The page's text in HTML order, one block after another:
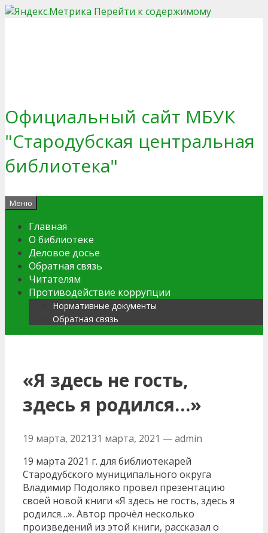
Перейти к содержимому
Официальный сайт МБУК
"Стародубская центральная
библиотека"
Меню
Главная
О библиотеке
Деловое досье
Обратная связь
Читателям
Противодействие коррупции
Нормативные документы
Обратная связь
«Я здесь не гость,
здесь я родился…»
19 марта, 202131 марта, 2021 —admin
19 марта 2021 г. для библиотекарей
Стародубского муниципального округа
Владимир Подоляко провел презентацию
своей новой книги «Я здесь не гость, здесь я
родился…». Автор прочёл несколько
произведений из этой книги, рассказал о